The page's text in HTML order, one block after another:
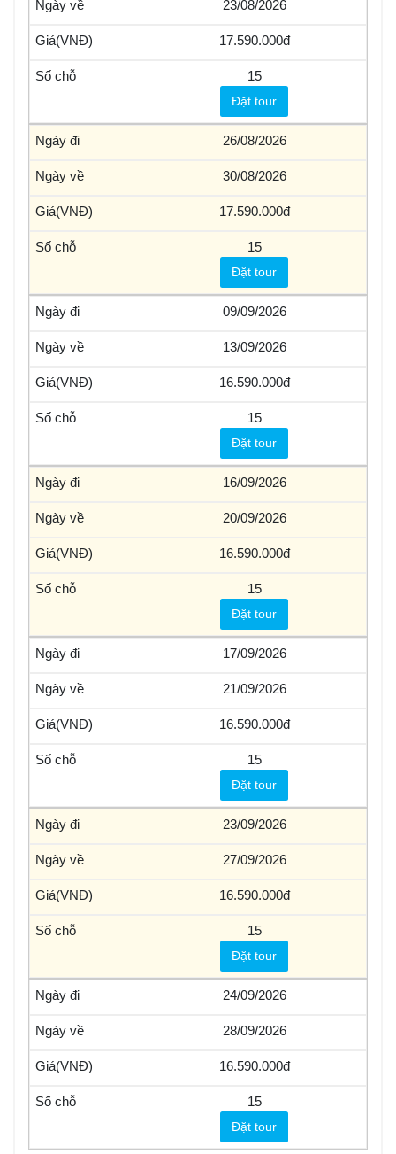
23/08/2026
17.590.000
15
Đặt tour
26/08/2026
30/08/2026
17.590.000
15
Đặt tour
09/09/2026
13/09/2026
16.590.000
15
Đặt tour
16/09/2026
20/09/2026
16.590.000
15
Đặt tour
17/09/2026
21/09/2026
16.590.000
15
Đặt tour
23/09/2026
27/09/2026
16.590.000
15
Đặt tour
24/09/2026
28/09/2026
16.590.000
15
Đặt tour